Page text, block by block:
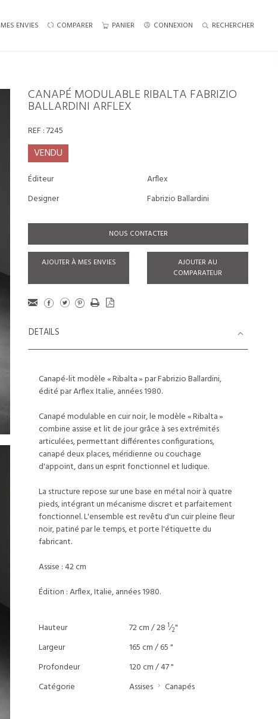
MES ENVIES COMPARER PANIER CONNEXION RECHERCHER
CANAPÉ MODULABLE RIBALTA FABRIZIO
BALLARDINI ARFLEX
REF :7245
VENDU
Éditeur
Arflex
Designer
Fabrizio Ballardini
NOUS CONTACTER
AJOUTER À MES ENVIES
AJOUTER AU
COMPARATEUR
DETAILS
Canapé-lit modèle « Ribalta » par Fabrizio Ballardini,
édité par Arflex Italie, années 1980.
Canapé modulable en cuir noir, le modèle « Ribalta »
combine assise et lit de jour grâce à ses extrémités
articulées, permettant différentes configurations,
canapé deux places, méridienne ou couchage
d'appoint, dans un esprit fonctionnel et ludique.
La structure repose sur une base en métal noir à quatre
pieds, intégrant un mécanisme discret et parfaitement
fonctionnel. L'ensemble est revêtu d'un cuir pleine fleur
noir, patiné par le temps, et porte l'étiquette du
fabricant.
Assise : 42 cm
Édition : Arflex, Italie, années 1980.
Hauteur 72 cm / 28 1⁄2"
Largeur
165 cm / 65 "
Profondeur
120 cm / 47 "
Catégorie
Assises Canapés